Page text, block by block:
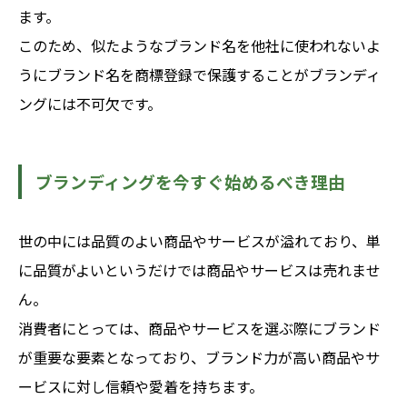
ます。
このため、似たようなブランド名を他社に使われないよ
うにブランド名を商標登録で保護することがブランディ
ングには不可欠です。
ブランディングを今すぐ始めるべき理由
世の中には品質のよい商品やサービスが溢れており、単
に品質がよいというだけでは商品やサービスは売れませ
ん。
消費者にとっては、商品やサービスを選ぶ際にブランド
が重要な要素となっており、ブランド力が高い商品やサ
ービスに対し信頼や愛着を持ちます。